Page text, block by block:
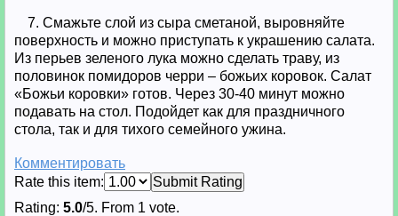
7. Смажьте слой из сыра сметаной, выровняйте
поверхность и можно приступать к украшению салата.
Из перьев зеленого лука можно сделать траву, из
половинок помидоров черри – божьих коровок. Салат
«Божьи коровки» готов. Через 30-40 минут можно
подавать на стол. Подойдет как для праздничного
стола, так и для тихого семейного ужина.
Комментировать
Rate this item:
Submit Rating
Rating: 5.0/5. From 1 vote.